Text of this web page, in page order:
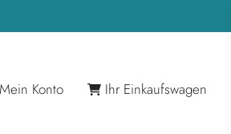
Mein Konto Ihr Einkaufswagen